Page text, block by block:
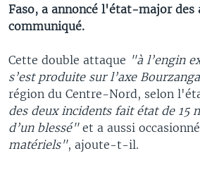
Faso, a annoncé l'état-major des
communiqué.
Cette double attaque "à l’engin
s’est produite sur l’axe
région du Centre-Nord, selon
des deux incidents fait état de 15
d’un blessé"et a aussi occasionné
matériels", ajoute-t-il.